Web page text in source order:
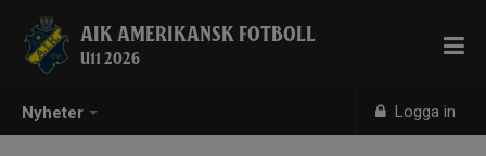
Nyheter Logga in
AIK AMERIKANSK FOTBOLL
U11 2026